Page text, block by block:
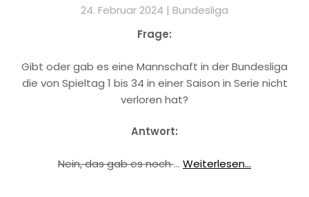
24. Februar 2024 | Bundesliga
Frage:
Gibt oder gab es eine Mannschaft in der Bundesliga
die von Spieltag 1 bis 34 in einer Saison in Serie nicht
verloren hat?
Antwort:
Nein, das gab es noch… Weiterlesen...